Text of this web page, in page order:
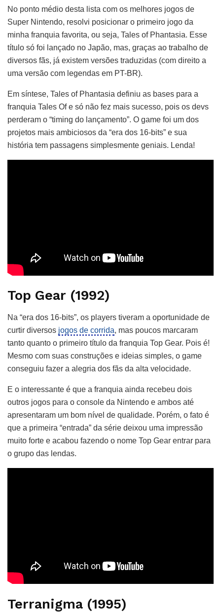
No ponto médio desta lista com os melhores jogos de
Super Nintendo, resolvi posicionar o primeiro jogo da
minha franquia favorita, ou seja, Tales of Phantasia. Esse
título só foi lançado no Japão, mas, graças ao trabalho de
diversos fãs, já existem versões traduzidas (com direito a
uma versão com legendas em PT-BR).
Em síntese, Tales of Phantasia definiu as bases para a
franquia Tales Of e só não fez mais sucesso, pois os devs
perderam o “timing do lançamento”. O game foi um dos
projetos mais ambiciosos da “era dos 16-bits” e sua
história tem passagens simplesmente geniais. Lenda!
Top Gear (1992)
Na “era dos 16-bits”, os players tiveram a oportunidade de
curtir diversos jogos de corrida, mas poucos marcaram
tanto quanto o primeiro título da franquia Top Gear. Pois é!
Mesmo com suas construções e ideias simples, o game
conseguiu fazer a alegria dos fãs da alta velocidade.
E o interessante é que a franquia ainda recebeu dois
outros jogos para o console da Nintendo e ambos até
apresentaram um bom nível de qualidade. Porém, o fato é
que a primeira “entrada” da série deixou uma impressão
muito forte e acabou fazendo o nome Top Gear entrar para
o grupo das lendas.
Terranigma (1995)